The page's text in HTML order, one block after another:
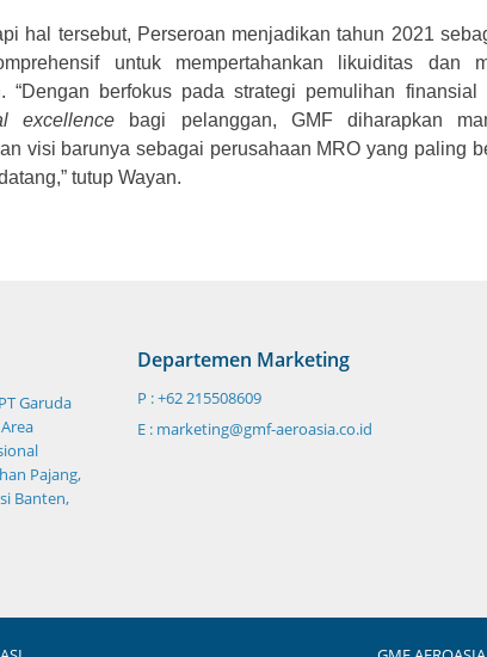
hal tersebut, Perseroan menjadikan tahun 2021
untuk mempertahankan likuiditas dan
“Dengan berfokus pada strategi pemulihan
excellence bagi pelanggan, GMF diharapkan
visi barunya sebagai perusahaan MRO yang paling
tutup Wayan.
Garuda
Pajang,
Banten,
Departemen Marketing
P : +62 215508609
E : marketing@gmf-aeroasia.co.id